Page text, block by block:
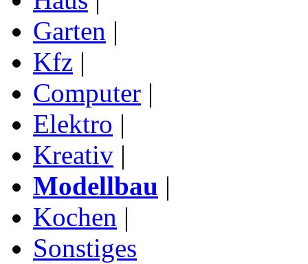
Garten |
Kfz |
Computer |
Elektro |
Kreativ |
Modellbau |
Kochen |
Sonstiges